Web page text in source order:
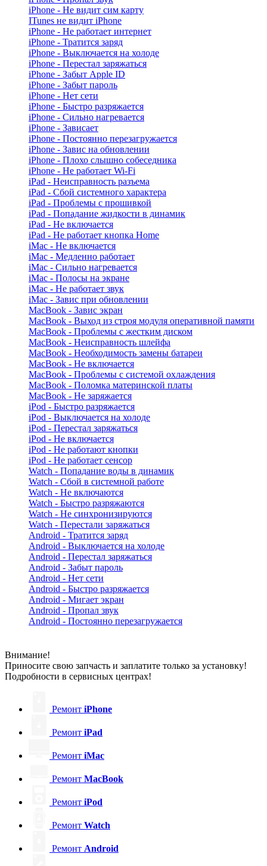
iPhone - Не видит сим карту
ITunes не видит iPhone
iPhone - Не работает интернет
iPhone - Тратится заряд
iPhone - Выключается на холоде
iPhone - Перестал заряжаться
iPhone - Забыт Apple ID
iPhone - Забыт пароль
iPhone - Нет сети
iPhone - Быстро разряжается
iPhone - Сильно нагревается
iPhone - Зависает
iPhone - Постоянно перезагружается
iPhone - Завис на обновлении
iPhone - Плохо слышно собеседника
iPhone - Не работает Wi-Fi
iPad - Неисправность разъема
iPad - Сбой системного характера
iPad - Проблемы с прошивкой
iPad - Попадание жидкости в динамик
iPad - Не включается
iPad - Не работает кнопка Home
iMac - Не включается
iMac - Медленно работает
iMac - Сильно нагревается
iMac - Полосы на экране
iMac - Не работает звук
iMac - Завис при обновлении
MacBook - Завис экран
MacBook - Выход из строя модуля оперативной памяти
MacBook - Проблемы с жестким диском
MacBook - Неисправность шлейфа
MacBook - Необходимость замены батареи
MacBook - Не включается
MacBook - Проблемы с системой охлаждения
MacBook - Поломка материнской платы
MacBook - Не заряжается
iPod - Быстро разряжается
iPod - Выключается на холоде
iPod - Перестал заряжаться
iPod - Не включается
iPod - Не работают кнопки
iPod - Не работает сенсор
Watch - Попадание воды в динамик
Watch - Сбой в системной работе
Watch - Не включаются
Watch - Быстро разряжаются
Watch - Не синхронизируются
Watch - Перестали заряжаться
Android - Тратится заряд
Android - Выключается на холоде
Android - Перестал заряжаться
Android - Забыт пароль
Android - Нет сети
Android - Быстро разряжается
Android - Мигает экран
Android - Пропал звук
Android - Постоянно перезагружается
Внимание!
Приносите свою запчасть и заплатите только за установку!
Подробности в сервисных центрах!
Ремонт iPhone
Ремонт iPad
Ремонт iMac
Ремонт MacBook
Ремонт iPod
Ремонт Watch
Ремонт Android